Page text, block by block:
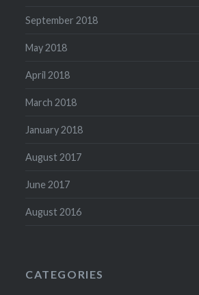
September 2018
May 2018
April 2018
March 2018
January 2018
August 2017
June 2017
August 2016
CATEGORIES